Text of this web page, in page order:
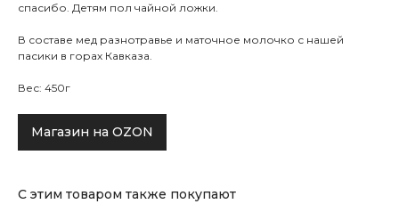
спасибо. Детям пол чайной ложки.
В составе мед разнотравье и маточное молочко с нашей
пасики в горах Кавказа.
Вес: 450г
Магазин на OZON
С этим товаром также покупают